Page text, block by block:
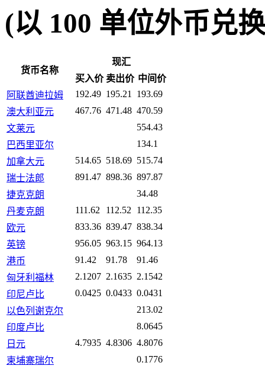
(以 100 单位外币兑
货币名称
现汇
买入价 卖出价 中间价
阿联酋迪拉姆
192.49 195.21
193.69
澳大利亚元
467.76 471.48 470.59
文莱元
554.43
巴西里亚尔
134.1
加拿大元
514.65 518.69 515.74
瑞士法郎
891.47 898.36 897.87
捷克克朗
34.48
丹麦克朗
111.62 112.52
112.35
欧元
833.36 839.47 838.34
英镑
956.05 963.15 964.13
港币
91.42 91.78
91.46
匈牙利福林
2.1207 2.1635 2.1542
印尼卢比
0.0425 0.0433 0.0431
以色列谢克尔
213.02
印度卢比
8.0645
日元
4.7935 4.8306 4.8076
柬埔寨瑞尔
0.1776